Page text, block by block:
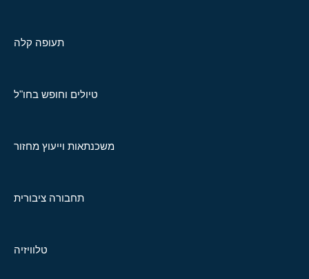
תעופה קלה
טיולים וחופש בחו"ל
משכנתאות וייעוץ מחזור
תחבורה ציבורית
טלוויזיה